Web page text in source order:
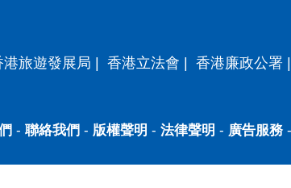
港旅遊發展局 香港立法會 香港廉政公署
- 聯絡我們 - 版權聲明 - 法律聲明 - 廣告服務-